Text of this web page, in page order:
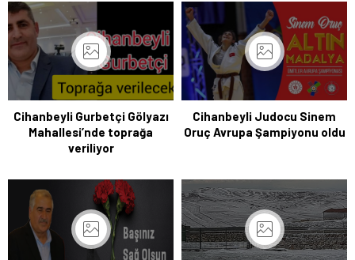
Cihanbeyli Gurbetçi Gölyazı
Mahallesi’nde toprağa
veriliyor
Cihanbeyli Judocu Sinem
Oruç Avrupa Şampiyonu oldu